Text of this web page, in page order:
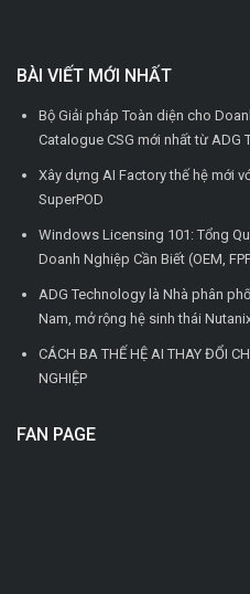
BÀI VIẾT MỚI NHẤT
Bộ Giải pháp Toàn diện cho
Catalogue CSG mới nhất từ ADG
Xây dựng AI Factory thế hệ mới
SuperPOD
Windows Licensing 101: Tổng
Doanh Nghiệp Cần Biết (OEM,
ADG Technology là Nhà phân
Nam, mở rộng hệ sinh thái
CÁCH BA THẾ HỆ AI THAY ĐỔI
NGHIỆP
FAN PAGE